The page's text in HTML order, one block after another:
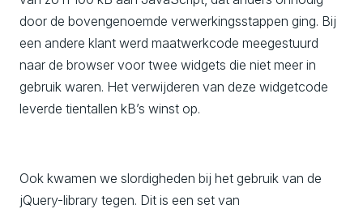
door de bovengenoemde verwerkingsstappen ging. Bij
een andere klant werd maatwerkcode meegestuurd
naar de browser voor twee widgets die niet meer in
gebruik waren. Het verwijderen van deze widgetcode
leverde tientallen kB’s winst op.
Ook kwamen we slordigheden bij het gebruik van de
jQuery-library tegen. Dit is een set van